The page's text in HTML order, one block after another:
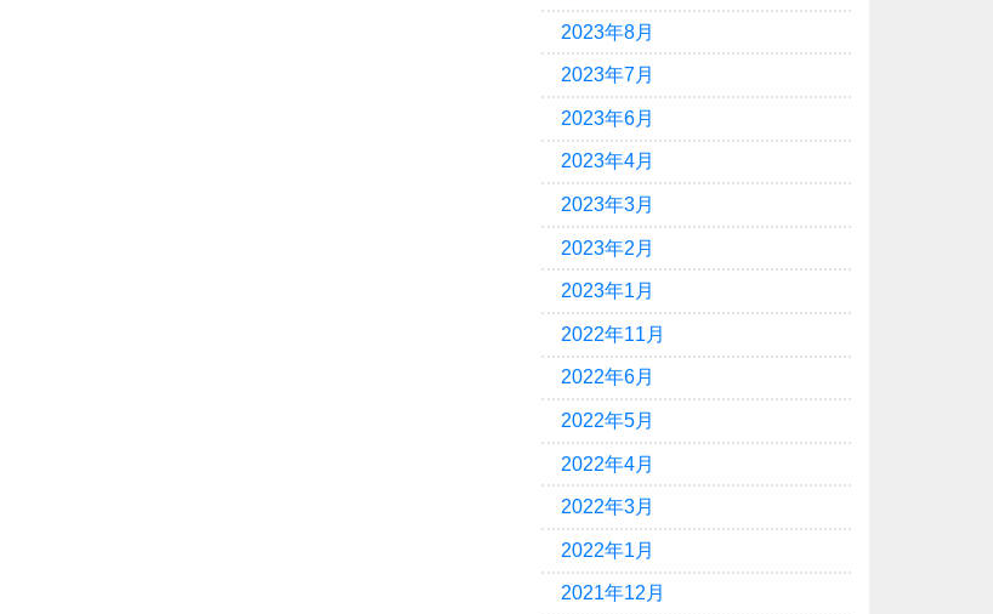
2023年8月
2023年7月
2023年6月
2023年4月
2023年3月
2023年2月
2023年1月
2022年11月
2022年6月
2022年5月
2022年4月
2022年3月
2022年1月
2021年12月